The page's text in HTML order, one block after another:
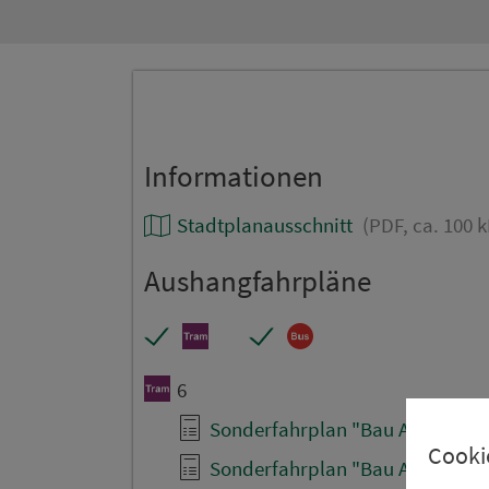
Informationen
Stadtplanausschnitt (PDF, ca. 100
Aushangfahrpläne
6
Sonderfahrplan "Bau
Sonderfahrplan "Bau